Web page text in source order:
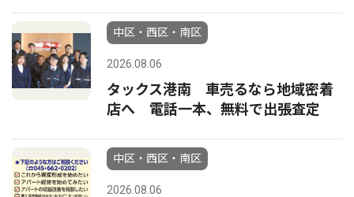
中区・西区・南区
2026.08.06
タックス港南 車売るなら地域密着
店へ 電話一本、無料で出張査定
中区・西区・南区
2026.08.06